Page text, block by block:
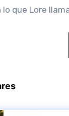
que Lore